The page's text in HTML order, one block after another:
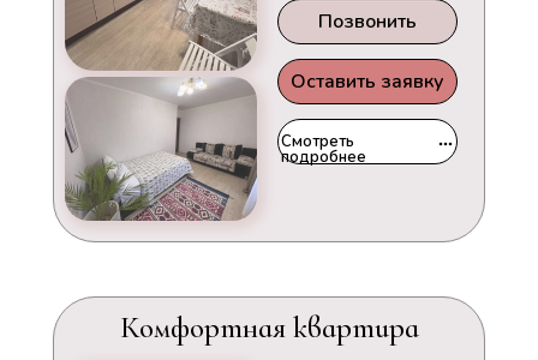
Позвонить
Оставить заявку
Смотреть
подробнее
Комфортная квартира